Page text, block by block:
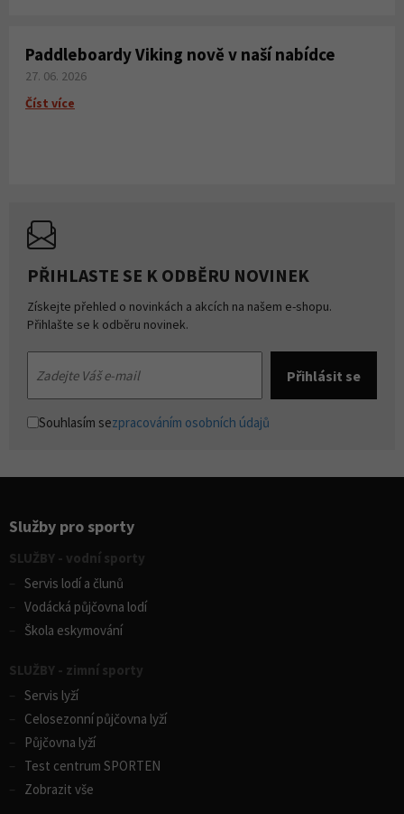
Paddleboardy Viking nově v naší nabídce
27. 06. 2026
Číst více
PŘIHLASTE SE K ODBĚRU NOVINEK
Získejte přehled o novinkách a akcích na našem e-shopu.
Přihlašte se k odběru novinek.
Souhlasím sezpracováním osobních údajů
Služby pro sporty
SLUŽBY - vodní sporty
Servis lodí a člunů
Vodácká půjčovna lodí
Škola eskymování
SLUŽBY - zimní sporty
Servis lyží
Celosezonní půjčovna lyží
Půjčovna lyží
Test centrum SPORTEN
Zobrazit vše